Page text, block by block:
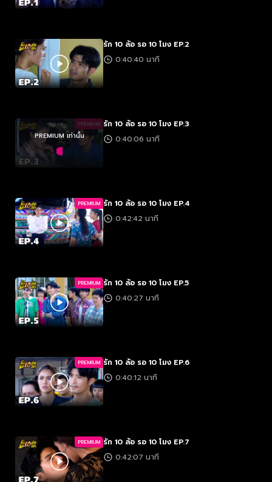
รัก 10 ล้อ รอ 10 โมง EP.2
0:40:40 นาที
PREMIUM
PREMIUM เท่านั้น
รัก 10 ล้อ รอ 10 โมง EP.3
0:40:06 นาที
PREMIUM รัก 10 ล้อ รอ 10 โมง EP.4
0:42:42 นาที
PREMIUM รัก 10 ล้อ รอ 10 โมง EP.5
0:40:27 นาที
PREMIUM รัก 10 ล้อ รอ 10 โมง EP.6
0:40:12 นาที
PREMIUM รัก 10 ล้อ รอ 10 โมง EP.7
0:42:07 นาที